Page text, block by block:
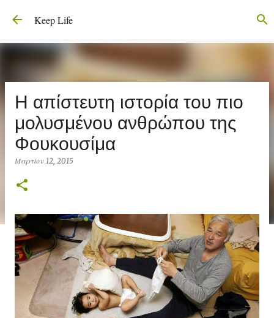
Μετάβαση στο κύριο περιεχόμενο
Keep Life
Η απίστευτη ιστορία του πιο
μολυσμένου ανθρώπου της
Φουκουσίμα
Μαρτίου 12, 2015